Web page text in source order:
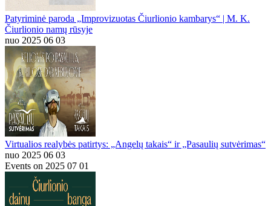
Patyriminė paroda „Improvizuotas Čiurlionio kambarys“ | M. K.
Čiurlionio namų rūsyje
nuo 2025 06 03
Virtualios realybės patirtys: „Angelų takais“ ir „Pasaulių sutvėrimas“
nuo 2025 06 03
Events on 2025 07 01